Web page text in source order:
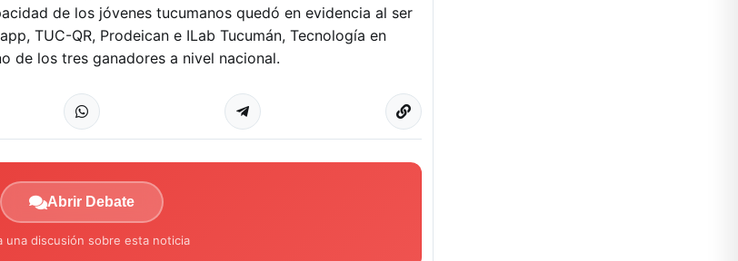
de los jóvenes tucumanos quedó en evidencia al ser
TUC-QR, Prodeican e ILab Tucumán, Tecnología en
de los tres ganadores a nivel nacional.
Abrir Debate
una discusión sobre esta noticia